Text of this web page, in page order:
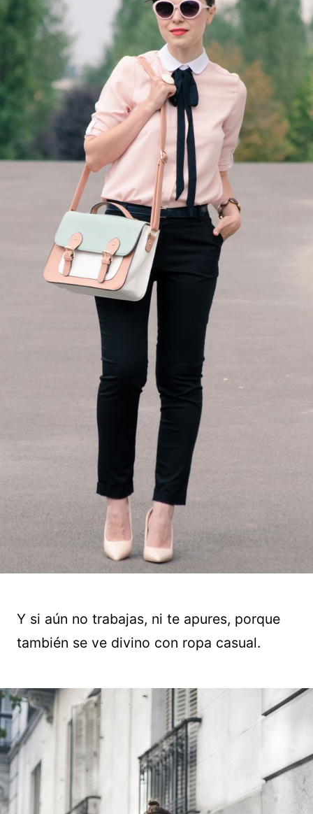
Y si aún no trabajas, ni te apures, porque
también se ve divino con ropa casual.